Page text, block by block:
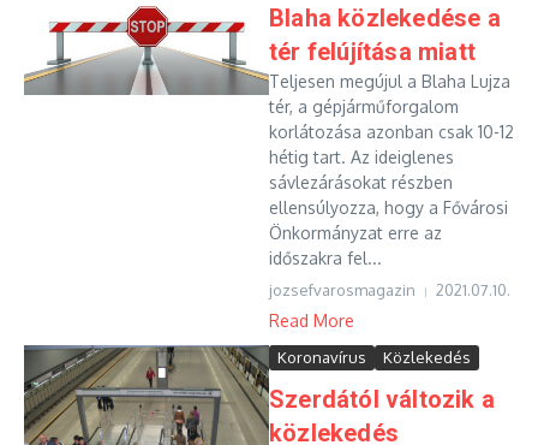
Blaha közlekedése a
tér felújítása miatt
Teljesen megújul a Blaha Lujza
tér, a gépjárműforgalom
korlátozása azonban csak 10-12
hétig tart. Az ideiglenes
sávlezárásokat részben
ellensúlyozza, hogy a Fővárosi
Önkormányzat erre az
időszakra fel...
jozsefvarosmagazin 2021.07.10.
Read More
Koronavírus Közlekedés
Szerdától változik a
közlekedés